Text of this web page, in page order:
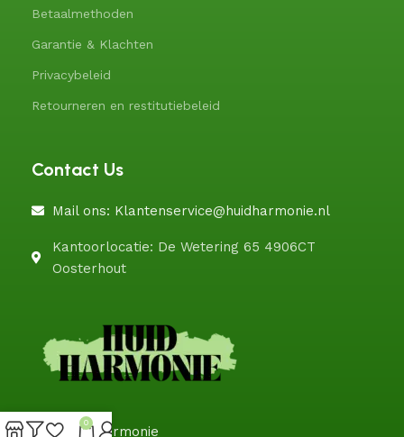
Betaalmethoden
Garantie & Klachten
Privacybeleid
Retourneren en restitutiebeleid
Contact Us
Mail ons: Klantenservice@huidharmonie.nl
Kantoorlocatie: De Wetering 65 4906CT
Oosterhout
@HuidHarmonie
0